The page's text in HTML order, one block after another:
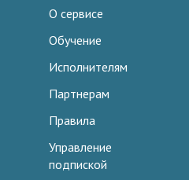
О сервисе
Обучение
Исполнителям
Партнерам
Правила
Управление
подпиской